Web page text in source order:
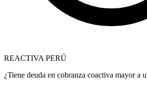
REACTIVA PERÚ
¿Tiene deuda en cobranza coactiva mayor a